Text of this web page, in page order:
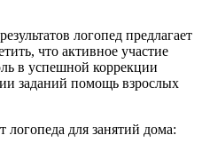
логопед предлагает
что активное участие
в успешной коррекции
заданий помощь взрослых
логопеда для занятий дома: